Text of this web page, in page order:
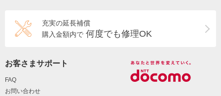
充実の延長補償
購入金額内で 何度でも修理OK
お客さまサポート
FAQ
お問い合わせ